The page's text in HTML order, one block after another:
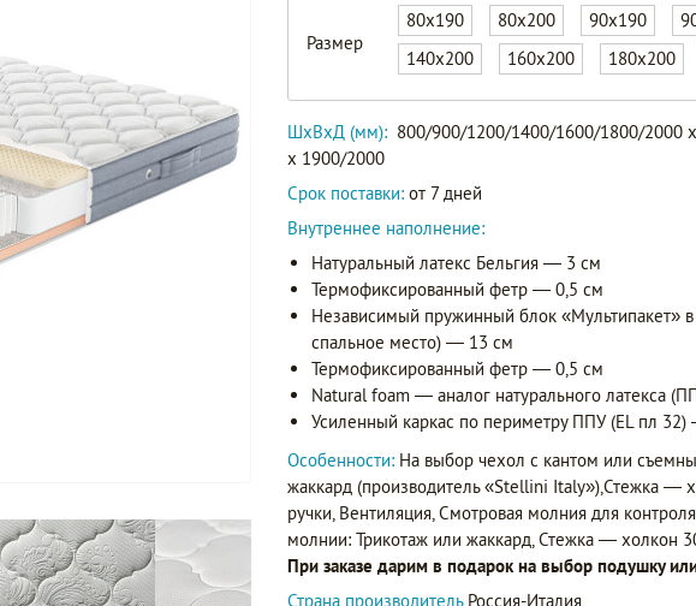
Размер
80x190 80x200 90x190
140x200
160x200 180x200
ШxВxД (мм): 800/900/1200/1400/1600/1800/2000
x 1900/2000
Срок поставки: от 7 дней
Внутреннее наполнение:
Натуральный латекс Бельгия — 3 см
Термофиксированный фетр — 0,5 см
Независимый пружинный блок «Мультипакет»
спальное место) — 13 см
Термофиксированный фетр — 0,5 см
Natural foam — аналог натурального латекса
Усиленный каркас по периметру ППУ (EL пл
Особенности: На выбор чехол с кантом или
жаккард (производитель «Stellini Italy»),Стежка —
ручки, Вентиляция, Смотровая молния для
молнии: Трикотаж или жаккард, Стежка — холкон
При заказе дарим в подарок на выбор подушку
Страна производитель Россия-Италия